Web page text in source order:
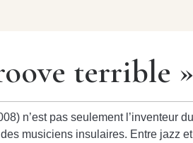
terrible
n’est pas seulement l’inventeur
musiciens insulaires. Entre jazz